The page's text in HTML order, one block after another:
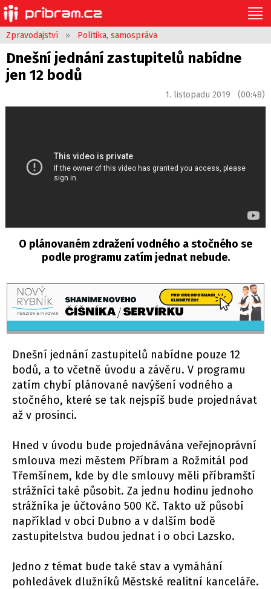
Zpravodajství » Politika, samospráva
Dnešní jednání zastupitelů nabídne
jen 12 bodů
1. listopadu 2019 (00:48)
O plánovaném zdražení vodného a stočného se
podle programu zatím jednat nebude.
Dnešní jednání zastupitelů nabídne pouze 12
bodů, a to včetně úvodu a závěru. V programu
zatím chybí plánované navýšení vodného a
stočného, které se tak nejspíš bude projednávat
až v prosinci.
Hned v úvodu bude projednávána veřejnoprávní
smlouva mezi městem Příbram a Rožmitál pod
Třemšínem, kde by dle smlouvy měli příbramští
strážníci také působit. Za jednu hodinu jednoho
strážníka je účtováno 500 Kč. Takto už působí
například v obci Dubno a v dalším bodě
zastupitelstva budou jednat i o obci Lazsko.
Jedno z témat bude také stav a vymáhání
pohledávek dlužníků Městské realitní kanceláře.